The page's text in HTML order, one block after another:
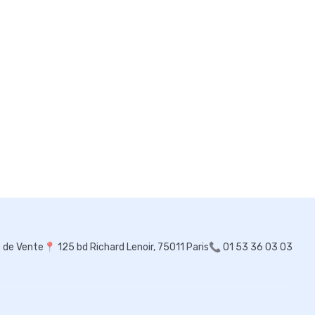
de Vente 📍 125 bd Richard Lenoir, 75011 Paris📞 01 53 36 03 03